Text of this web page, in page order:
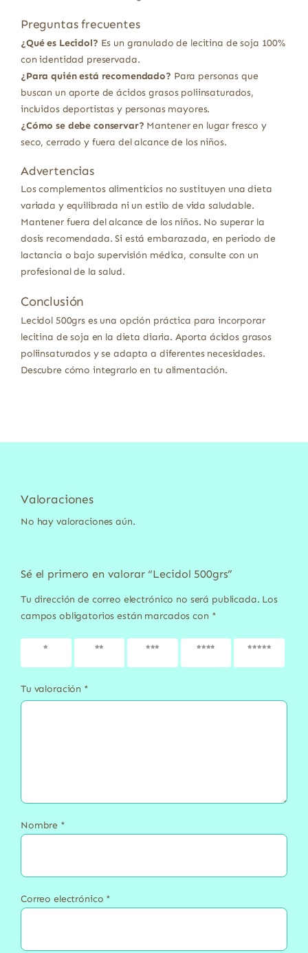
Preguntas frecuentes
¿Qué es Lecidol? Es un granulado de lecitina de soja 100%
con identidad preservada.
¿Para quién está recomendado? Para personas que
buscan un aporte de ácidos grasos poliinsaturados,
incluidos deportistas y personas mayores.
¿Cómo se debe conservar? Mantener en lugar fresco y
seco, cerrado y fuera del alcance de los niños.
Advertencias
Los complementos alimenticios no sustituyen una dieta
variada y equilibrada ni un estilo de vida saludable.
Mantener fuera del alcance de los niños. No superar la
dosis recomendada. Si está embarazada, en periodo de
lactancia o bajo supervisión médica, consulte con un
profesional de la salud.
Conclusión
Lecidol 500grs es una opción práctica para incorporar
lecitina de soja en la dieta diaria. Aporta ácidos grasos
poliinsaturados y se adapta a diferentes necesidades.
Descubre cómo integrarlo en tu alimentación.
Valoraciones
No hay valoraciones aún.
Sé el primero en valorar “Lecidol 500grs”
Tu dirección de correo electrónico no será publicada. Los
campos obligatorios están marcados con *
1 de 5
2 de 5
3 de 5
4 de 5
5 de 5
Tu valoración *
Nombre *
Correo electrónico *